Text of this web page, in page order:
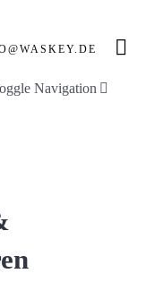
Navigation